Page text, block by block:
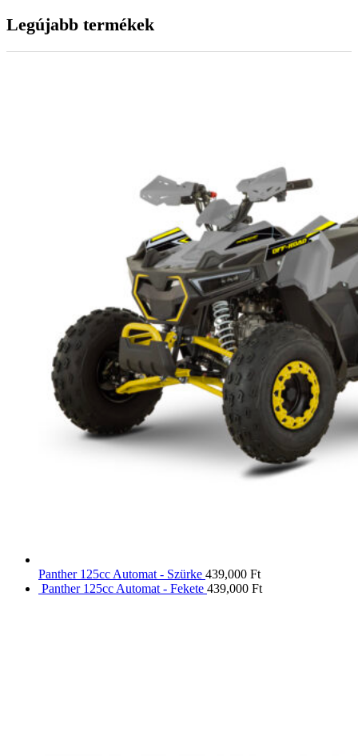
Legújabb termékek
Panther 125cc Automat - Szürke 439,000 Ft
Panther 125cc Automat - Fekete 439,000 Ft